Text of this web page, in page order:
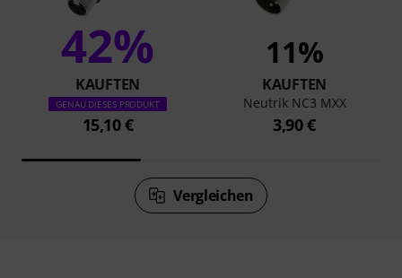
42%
KAUFTEN
GENAU DIESES PRODUKT
15,10 €
11%
KAUFTEN
Neutrik NC3 MXX
3,90 €
Vergleichen